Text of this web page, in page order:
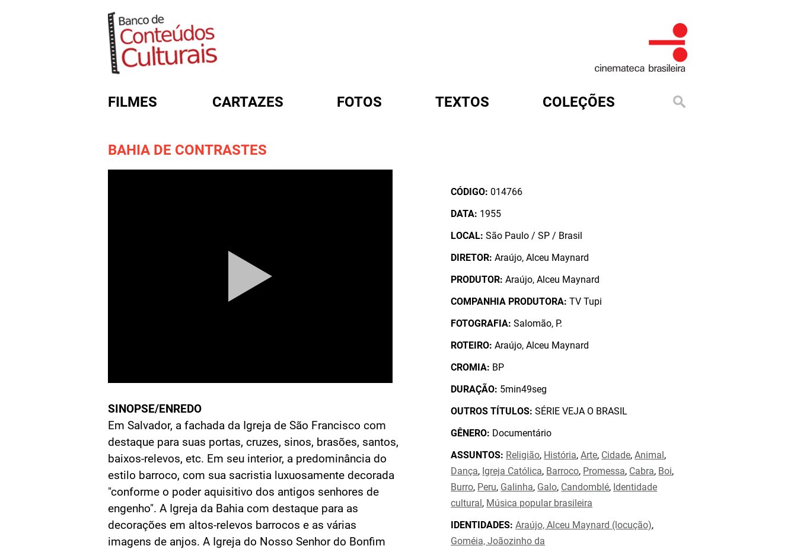
FILMES CARTAZES FOTOS TEXTOS COLEÇÕES
BAHIA DE CONTRASTES
SINOPSE/ENREDO
Em Salvador, a fachada da Igreja de São Francisco com
destaque para suas portas, cruzes, sinos, brasões, santos,
baixos-relevos, etc. Em seu interior, a predominância do
estilo barroco, com sua sacristia luxuosamente decorada
"conforme o poder aquisitivo dos antigos senhores de
engenho". A Igreja da Bahia com destaque para as
decorações em altos-relevos barrocos e as várias
imagens de anjos. A Igreja do Nosso Senhor do Bonfim
CÓDIGO: 014766
DATA: 1955
LOCAL: São Paulo / SP / Brasil
DIRETOR: Araújo, Alceu Maynard
PRODUTOR: Araújo, Alceu Maynard
COMPANHIA PRODUTORA: TV Tupi
FOTOGRAFIA: Salomão, P.
ROTEIRO: Araújo, Alceu Maynard
CROMIA: BP
DURAÇÃO: 5min49seg
OUTROS TÍTULOS: SÉRIE VEJA O BRASIL
GÊNERO: Documentário
ASSUNTOS: Religião, História,Arte, Cidade,Animal,
Dança, Igreja Católica, Barroco, Promessa, Cabra, Boi,
Burro, Peru, Galinha, Galo, Candomblé, Identidade
cultural, Música popular brasileira
IDENTIDADES: Araújo, Alceu Maynard (locução),
Goméia, Joãozinho da